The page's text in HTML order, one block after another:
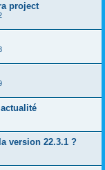
project
version 22.3.1 ?